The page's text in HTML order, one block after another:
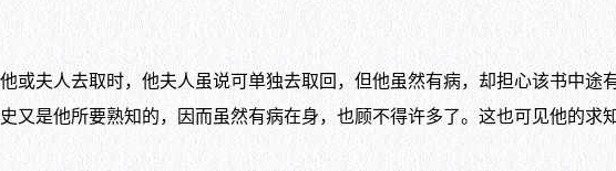
夫人去取时，他夫人虽说可单独去取回，但他虽然有病，却担心该书中途
是他所要熟知的，因而虽然有病在身，也顾不得许多了。这也可见他的求知